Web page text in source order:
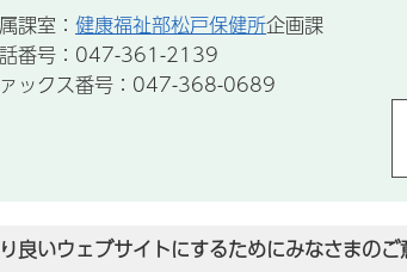
課室： 健康福祉部松戸保健所企画課
番号：047-361-2139
ックス番号：047-368-0689
良いウェブサイトにするためにみなさまの